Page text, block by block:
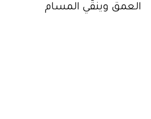
العمق وينقّي المسام